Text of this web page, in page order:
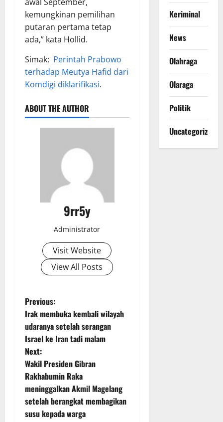
awal September,
kemungkinan pemilihan
putaran pertama tetap
ada,” kata Hollid.
Simak: Perintah Prabowo
terhadap Meutya Hafid dari
Komdigi diklarifikasi.
ABOUT THE AUTHOR
9rr5y
Administrator
Visit Website
View All Posts
P
o
s
t
n
a
Previous:
Irak membuka kembali wilayah
udaranya setelah serangan
Israel ke Iran tadi malam
Next:
Wakil Presiden Gibran
Rakhabumin Raka
meninggalkan Akmil Magelang
setelah berangkat membagikan
susu kepada warga
Keriminal
News
Olahraga
Olaraga
Politik
Uncategorized